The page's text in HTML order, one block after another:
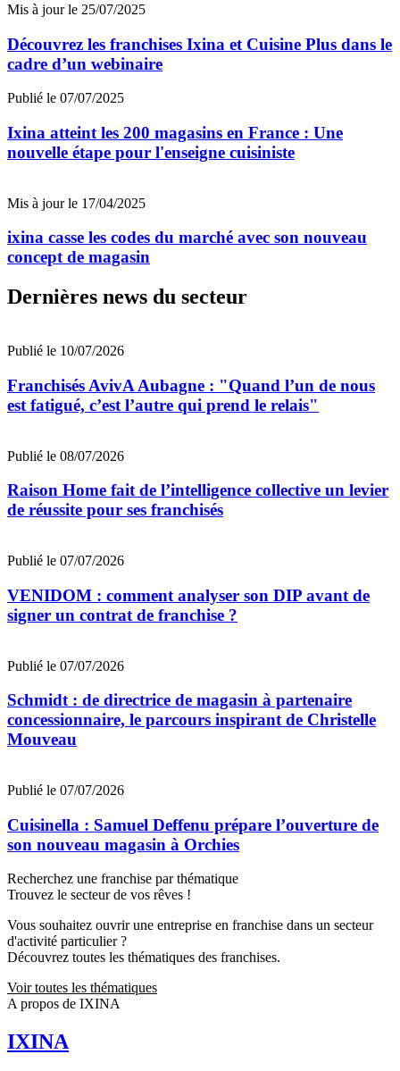
Mis à jour le 25/07/2025
Découvrez les franchises Ixina et Cuisine Plus dans le
cadre d’un webinaire
Publié le 07/07/2025
Ixina atteint les 200 magasins en France : Une
nouvelle étape pour l'enseigne cuisiniste
Mis à jour le 17/04/2025
ixina casse les codes du marché avec son nouveau
concept de magasin
Dernières news du secteur
Publié le 10/07/2026
Franchisés AvivA Aubagne : "Quand l’un de nous
est fatigué, c’est l’autre qui prend le relais"
Publié le 08/07/2026
Raison Home fait de l’intelligence collective un levier
de réussite pour ses franchisés
Publié le 07/07/2026
VENIDOM : comment analyser son DIP avant de
signer un contrat de franchise ?
Publié le 07/07/2026
Schmidt : de directrice de magasin à partenaire
concessionnaire, le parcours inspirant de Christelle
Mouveau
Publié le 07/07/2026
Cuisinella : Samuel Deffenu prépare l’ouverture de
son nouveau magasin à Orchies
Recherchez une franchise par thématique
Trouvez le secteur de vos rêves !
Vous souhaitez ouvrir une entreprise en franchise dans un secteur
d'activité particulier ?
Découvrez toutes les thématiques des franchises.
Voir toutes les thématiques
A propos de IXINA
IXINA